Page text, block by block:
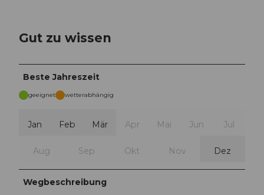
Gut zu wissen
Beste Jahreszeit
geeignet wetterabhängig
Jan Feb Mär Apr Mai Jun Jul
Aug Sep Okt Nov Dez
Wegbeschreibung